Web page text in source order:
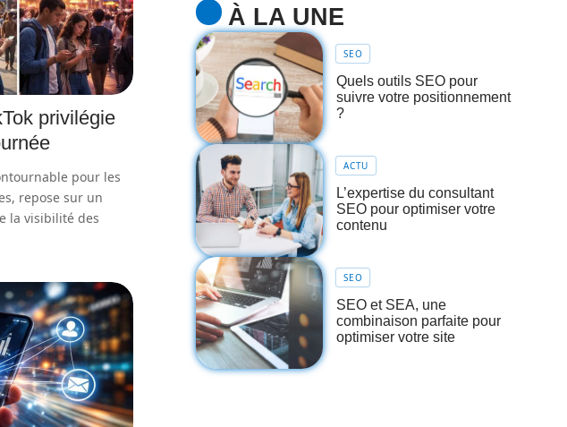
privilégie
pour les
repose sur un
la visibilité des
À LA UNE
SEO
Quels outils SEO pour
suivre votre positionnement
?
ACTU
L’expertise du consultant
SEO pour optimiser votre
contenu
SEO
SEO et SEA, une
combinaison parfaite pour
optimiser votre site